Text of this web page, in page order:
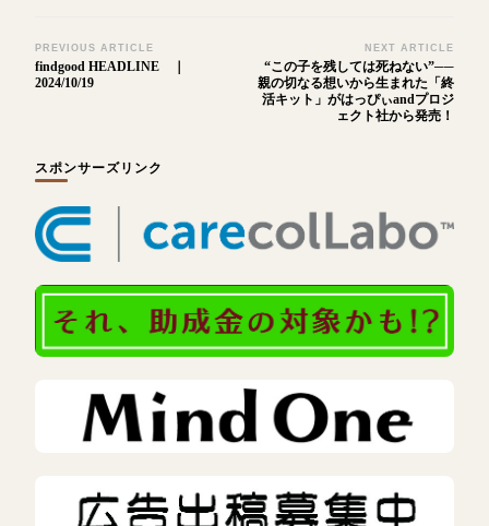
Post
Navigation
PREVIOUS ARTICLE
findgood HEADLINE ｜
2024/10/19
NEXT ARTICLE
“この子を残しては死ねない”──
親の切なる想いから生まれた「終
活キット」がはっぴぃandプロジ
ェクト社から発売！
スポンサーズリンク